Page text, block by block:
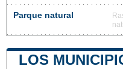
Parque natural
LOS